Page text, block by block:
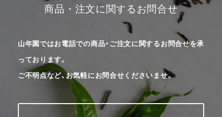
商品・注文に関するお問合せ
山年園ではお電話での商品・ご注文に関するお問合せを承
っております。
ご不明点など、お気軽にお問合せくださいませ。